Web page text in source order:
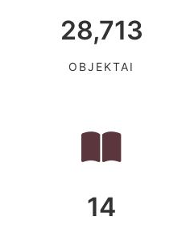
28,713
OBJEKTAI
14